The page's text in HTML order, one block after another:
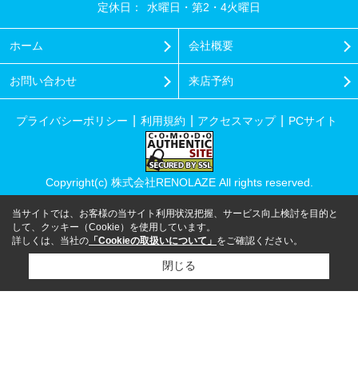
定休日：
水曜日・第2・4火曜日
ホーム 会社概要
お問い合わせ 来店予約
プライバシーポリシー 利用規約 アクセスマップ PCサイト
Copyright(c) 株式会社RENOLAZE All rights reserved.
当サイトでは、お客様の当サイト利用状況把握、サービス向上検討を目的と
して、クッキー（Cookie）を使用しています。
詳しくは、当社の 「Cookieの取扱いについて」 をご確認ください。
閉じる